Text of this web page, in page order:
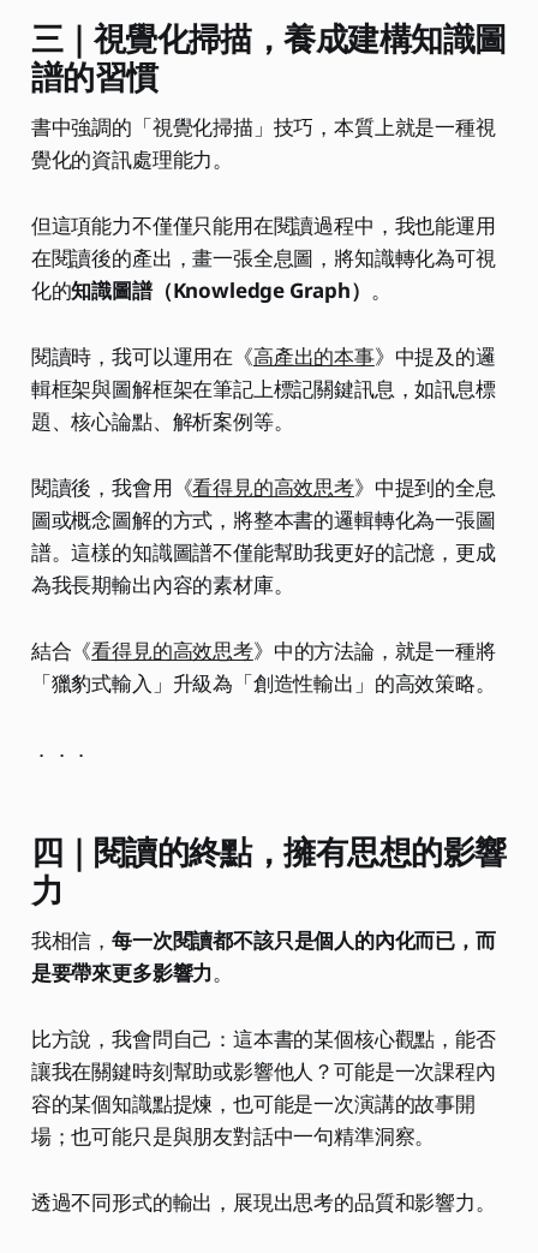
三｜視覺化掃描，養成建構知識圖
譜的習慣
書中強調的「視覺化掃描」技巧，本質上就是一種視
覺化的資訊處理能力。
但這項能力不僅僅只能用在閱讀過程中，我也能運用
在閱讀後的產出，畫一張全息圖，將知識轉化為可視
化的知識圖譜（Knowledge Graph） 。
閱讀時，我可以運用在《高產出的本事》中提及的邏
輯框架與圖解框架在筆記上標記關鍵訊息，如訊息標
題、核心論點、解析案例等。
閱讀後，我會用《看得見的高效思考》中提到的全息
圖或概念圖解的方式，將整本書的邏輯轉化為一張圖
譜。這樣的知識圖譜不僅能幫助我更好的記憶，更成
為我長期輸出內容的素材庫。
結合《看得見的高效思考》中的方法論，就是一種將
「獵豹式輸入」升級為「創造性輸出」的高效策略。
．．．
四｜閱讀的終點，擁有思想的影響
力
我相信，每一次閱讀都不該只是個人的內化而已，而
是要帶來更多影響力。
比方說，我會問自己：這本書的某個核心觀點，能否
讓我在關鍵時刻幫助或影響他人？可能是一次課程內
容的某個知識點提煉，也可能是一次演講的故事開
場；也可能只是與朋友對話中一句精準洞察。
透過不同形式的輸出，展現出思考的品質和影響力。